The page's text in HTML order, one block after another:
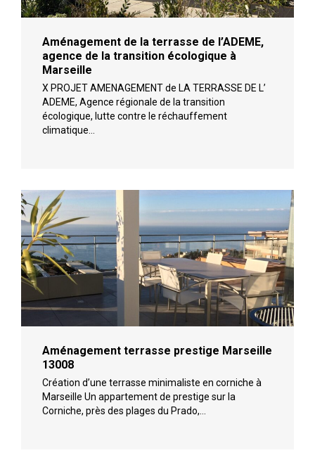
Aménagement de la terrasse de l’ADEME,
agence de la transition écologique à
Marseille
X PROJET AMENAGEMENT de LA TERRASSE DE L’
ADEME, Agence régionale de la transition
écologique, lutte contre le réchauffement
climatique…
Aménagement terrasse prestige Marseille
13008
Création d’une terrasse minimaliste en corniche à
Marseille Un appartement de prestige sur la
Corniche, près des plages du Prado,…